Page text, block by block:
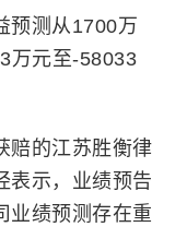
预测从1700万
万元至-58033
赔的江苏胜衡律
表示，业绩预告
业绩预测存在重